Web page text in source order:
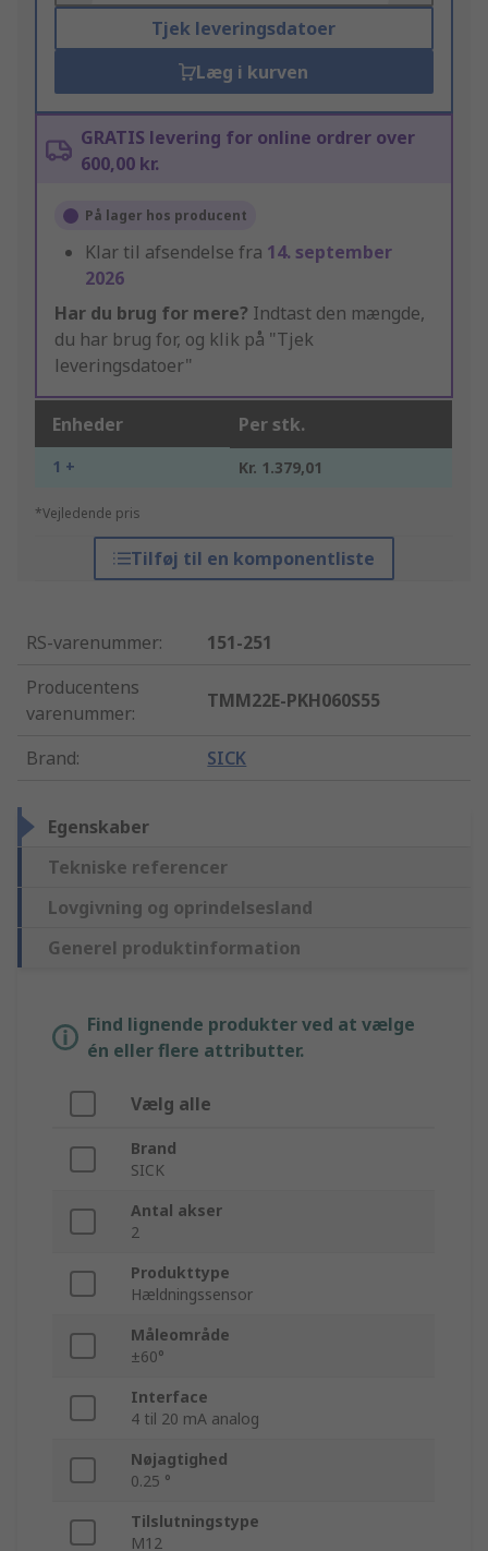
Tjek leveringsdatoer
Læg i kurven
GRATIS levering for online ordrer over
600,00 kr.
På lager hos producent
Klar til afsendelse fra 14. september
2026
Har du brug for mere? Indtast den mængde,
du har brug for, og klik på "Tjek
leveringsdatoer"
Enheder Per stk.
1 + Kr. 1.379,01
*Vejledende pris
Tilføj til en komponentliste
RS-varenummer:
151-251
Producentens
varenummer:
TMM22E-PKH060S55
Brand: SICK
Egenskaber
Tekniske referencer
Lovgivning og oprindelsesland
Generel produktinformation
Find lignende produkter ved at vælge
én eller flere attributter.
Vælg alle
Brand
SICK
Antal akser
2
Produkttype
Hældningssensor
Måleområde
±60°
Interface
4 til 20 mA analog
Nøjagtighed
0.25 °
Tilslutningstype
M12